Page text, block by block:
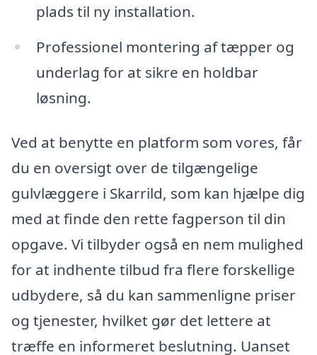
plads til ny installation.
Professionel montering af tæpper og
underlag for at sikre en holdbar
løsning.
Ved at benytte en platform som vores, får
du en oversigt over de tilgængelige
gulvlæggere i Skarrild, som kan hjælpe dig
med at finde den rette fagperson til din
opgave. Vi tilbyder også en nem mulighed
for at indhente tilbud fra flere forskellige
udbydere, så du kan sammenligne priser
og tjenester, hvilket gør det lettere at
træffe en informeret beslutning. Uanset